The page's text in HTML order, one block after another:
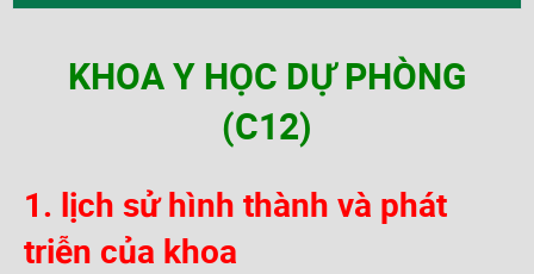
KHOA Y HỌC DỰ PHÒNG
(C12)
1. lịch sử hình thành và phát
triễn của khoa